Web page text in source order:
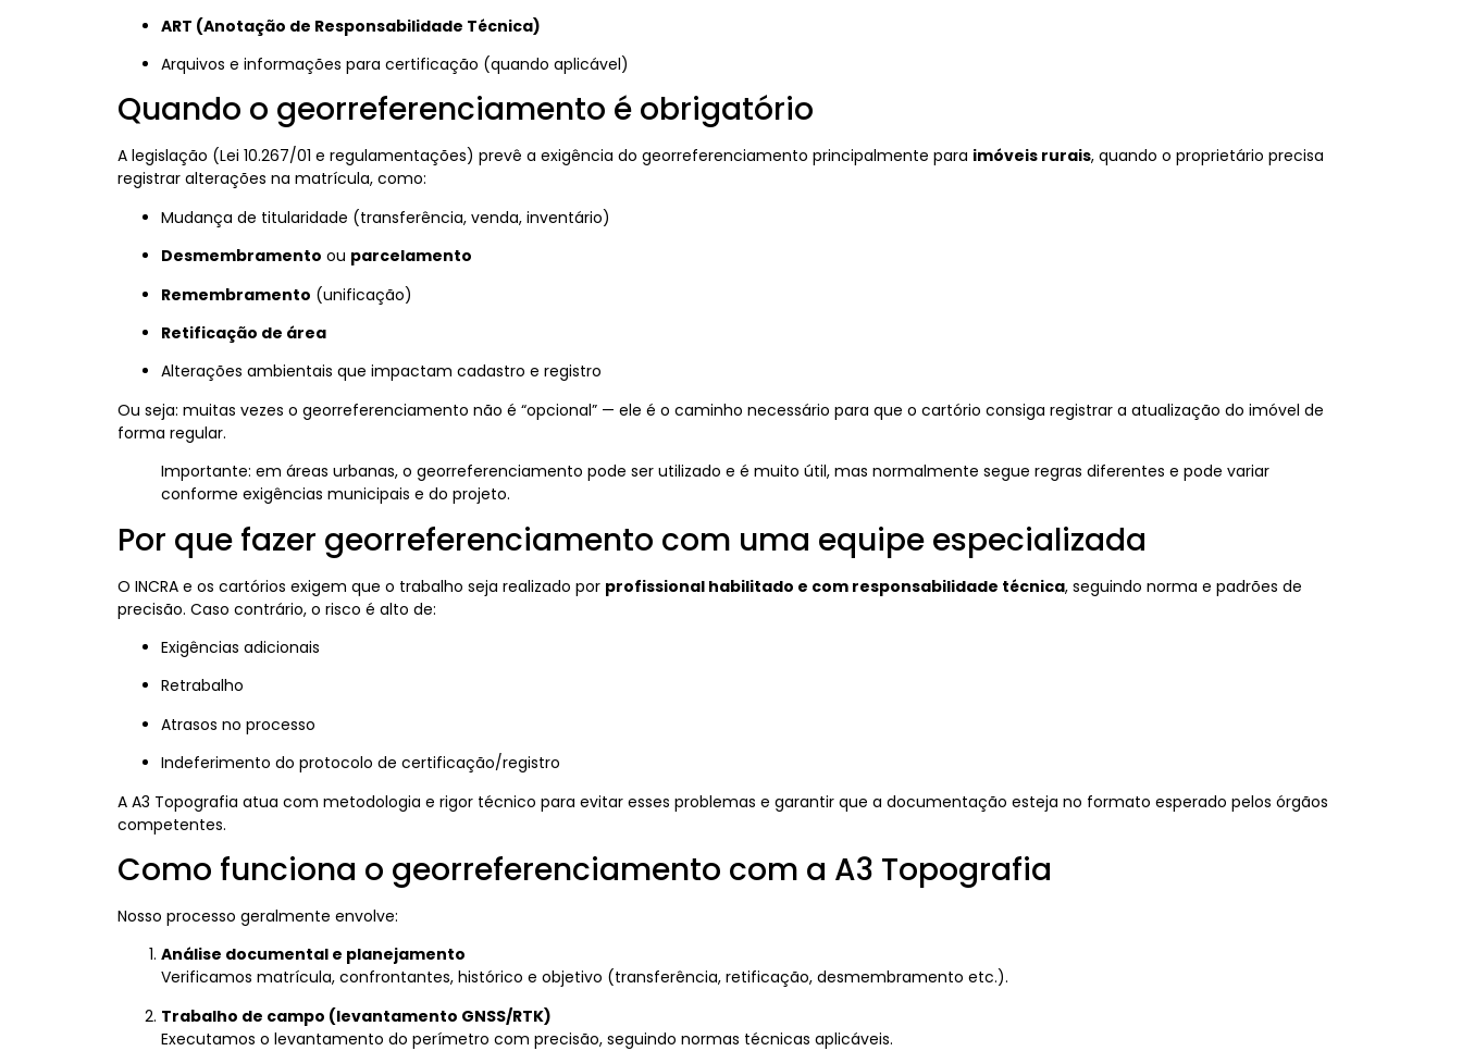
ART (Anotação de Responsabilidade Técnica)
Arquivos e informações para certificação (quando aplicável)
Quando o georreferenciamento é obrigatório
A legislação (Lei 10.267/01 e regulamentações) prevê a exigência do georreferenciamento principalmente para imóveis rurais, quando o proprietário precisa
registrar alterações na matrícula, como:
Mudança de titularidade (transferência, venda, inventário)
Desmembramento ou parcelamento
Remembramento (unificação)
Retificação de área
Alterações ambientais que impactam cadastro e registro
Ou seja: muitas vezes o georreferenciamento não é “opcional” — ele é o caminho necessário para que o cartório consiga registrar a atualização do imóvel de
forma regular.
Importante: em áreas urbanas, o georreferenciamento pode ser utilizado e é muito útil, mas normalmente segue regras diferentes e pode variar
conforme exigências municipais e do projeto.
Por que fazer georreferenciamento com uma equipe especializada
O INCRA e os cartórios exigem que o trabalho seja realizado por profissional habilitado e com responsabilidade técnica, seguindo norma e padrões de
precisão. Caso contrário, o risco é alto de:
Exigências adicionais
Retrabalho
Atrasos no processo
Indeferimento do protocolo de certificação/registro
A A3 Topografia atua com metodologia e rigor técnico para evitar esses problemas e garantir que a documentação esteja no formato esperado pelos órgãos
competentes.
Como funciona o georreferenciamento com a A3 Topografia
Nosso processo geralmente envolve:
Análise documental e planejamento
Verificamos matrícula, confrontantes, histórico e objetivo (transferência, retificação, desmembramento etc.).
Trabalho de campo (levantamento GNSS/RTK)
Executamos o levantamento do perímetro com precisão, seguindo normas técnicas aplicáveis.